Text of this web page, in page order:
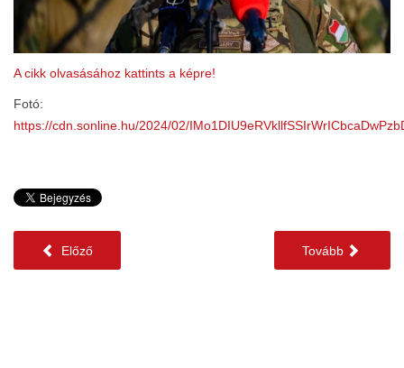
A cikk olvasásához kattints a képre!
Fotó:
https://cdn.sonline.hu/2024/02/
Előző Tovább